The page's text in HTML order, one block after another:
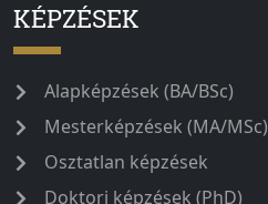
KÉPZÉSEK
Alapképzések (BA/BSc)
Mesterképzések (MA/MSc)
Osztatlan képzések
Doktori képzések (PhD)